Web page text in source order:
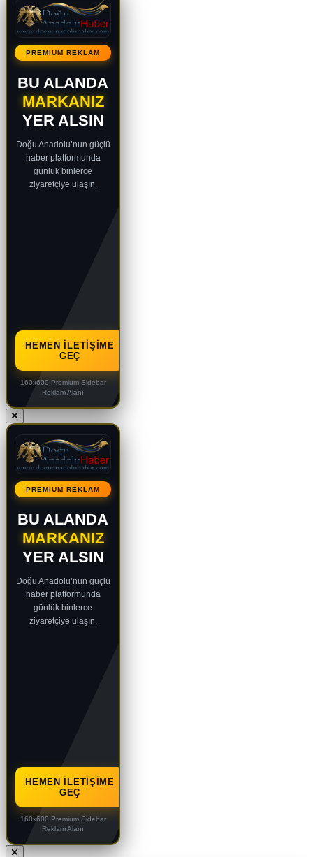
PREMIUM REKLAM
BU ALANDA
MARKANIZ
YER ALSIN
Doğu Anadolu’nun güçlü
haber platformunda
günlük binlerce
ziyaretçiye ulaşın.
HEMEN İLETIŞIME
GEÇ
160x600 Premium Sidebar
Reklam Alanı
PREMIUM REKLAM
BU ALANDA
MARKANIZ
YER ALSIN
Doğu Anadolu’nun güçlü
haber platformunda
günlük binlerce
ziyaretçiye ulaşın.
HEMEN İLETIŞIME
GEÇ
160x600 Premium Sidebar
Reklam Alanı